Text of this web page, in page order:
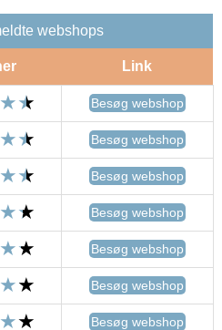
webshops
Link
Besøg webshop
Besøg webshop
Besøg webshop
Besøg webshop
Besøg webshop
Besøg webshop
Besøg webshop